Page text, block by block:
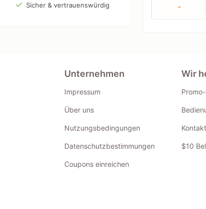
Sicher & vertrauenswürdig
-
Unternehmen
Impressum
Über uns
Nutzungsbedingungen
Datenschutzbestimmungen
Coupons einreichen
Wir
$10